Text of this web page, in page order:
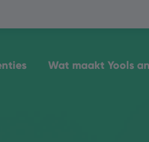
Wat maakt Yools